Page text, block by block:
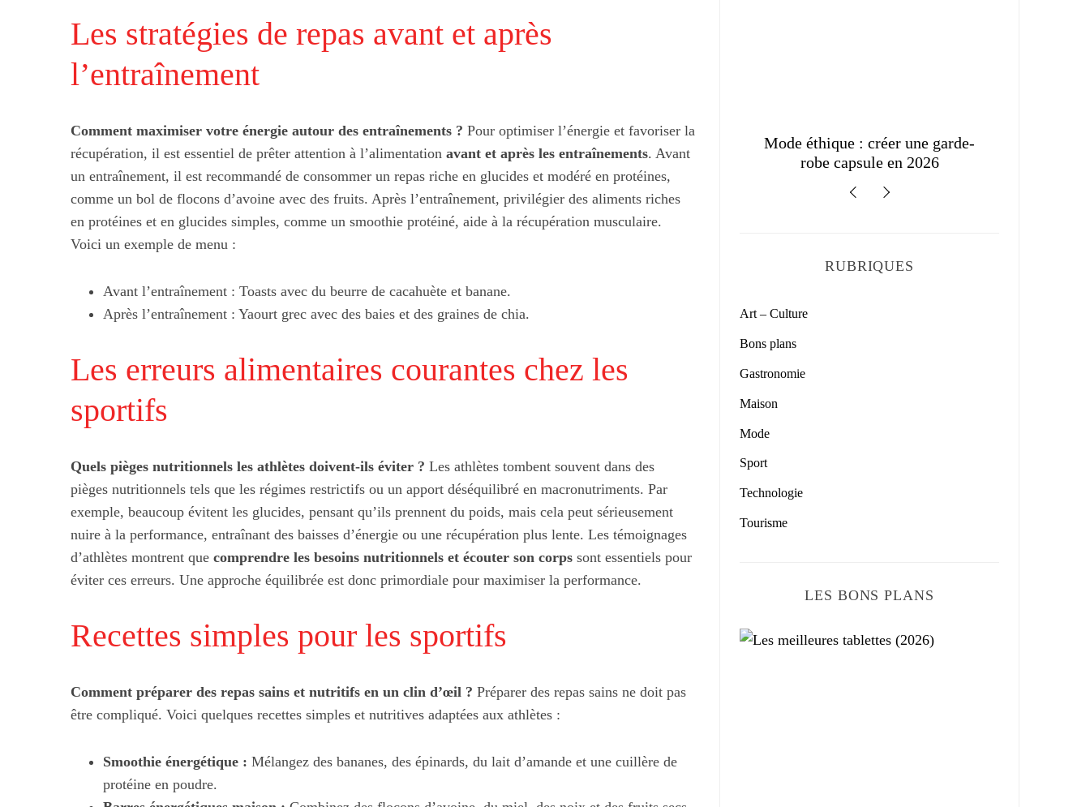
Les stratégies de repas avant et après
l’entraînement
Comment maximiser votre énergie autour des entraînements ? Pour optimiser l’énergie et favoriser la
récupération, il est essentiel de prêter attention à l’alimentation avant et après les entraînements. Avant
un entraînement, il est recommandé de consommer un repas riche en glucides et modéré en protéines,
comme un bol de flocons d’avoine avec des fruits. Après l’entraînement, privilégier des aliments riches
en protéines et en glucides simples, comme un smoothie protéiné, aide à la récupération musculaire.
Voici un exemple de menu :
Avant l’entraînement : Toasts avec du beurre de cacahuète et banane.
Après l’entraînement : Yaourt grec avec des baies et des graines de chia.
Les erreurs alimentaires courantes chez les
sportifs
Quels pièges nutritionnels les athlètes doivent-ils éviter ? Les athlètes tombent souvent dans des
pièges nutritionnels tels que les régimes restrictifs ou un apport déséquilibré en macronutriments. Par
exemple, beaucoup évitent les glucides, pensant qu’ils prennent du poids, mais cela peut sérieusement
nuire à la performance, entraînant des baisses d’énergie ou une récupération plus lente. Les témoignages
d’athlètes montrent que comprendre les besoins nutritionnels et écouter son corps sont essentiels pour
éviter ces erreurs. Une approche équilibrée est donc primordiale pour maximiser la performance.
Recettes simples pour les sportifs
Comment préparer des repas sains et nutritifs en un clin d’œil ? Préparer des repas sains ne doit pas
être compliqué. Voici quelques recettes simples et nutritives adaptées aux athlètes :
Smoothie énergétique : Mélangez des bananes, des épinards, du lait d’amande et une cuillère de
protéine en poudre.
Couleurs de saison : mode et
inspirations
Mode éthique : créer une garde-
robe capsule en 2026
Style lin naturel tenue casual été
2026 homme femme
RUBRIQUES
Art – Culture
Bons plans
Gastronomie
Maison
Mode
Sport
Technologie
Tourisme
LES BONS PLANS